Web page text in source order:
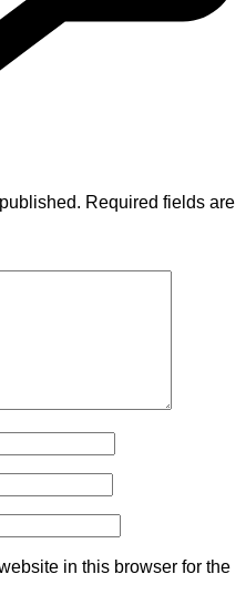
Required fields are
in this browser for the